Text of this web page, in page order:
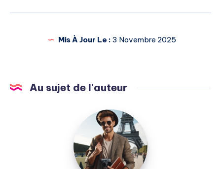
Mis À Jour Le : 3 Novembre 2025
Au sujet de l'auteur
Julien